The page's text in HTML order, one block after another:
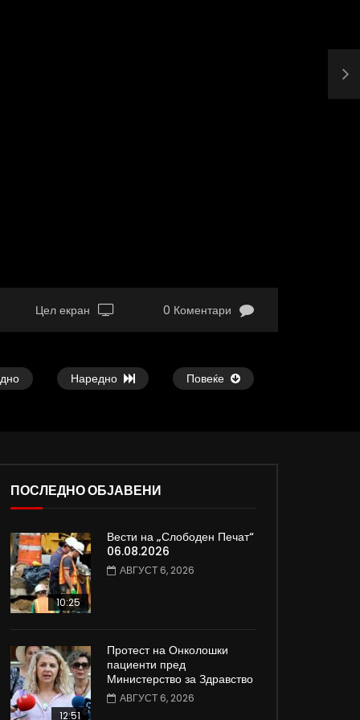
Цел екран 0 Коментари
Наредно Повеќе
29:23
Апостоловски: Штрајкот во Царина ја
исполни својата цел, останува
управата да реагира
ЈУНИ 26, 2023
0
572
ПОСЛЕДНО ОБЈАВЕНИ
10:25
Вести на „Слободен Печат“
06.08.2026
АВГУСТ 6, 2026
12:51
Протест на Онколошки
пациенти пред
Министерство за Здравство
АВГУСТ 6, 2026